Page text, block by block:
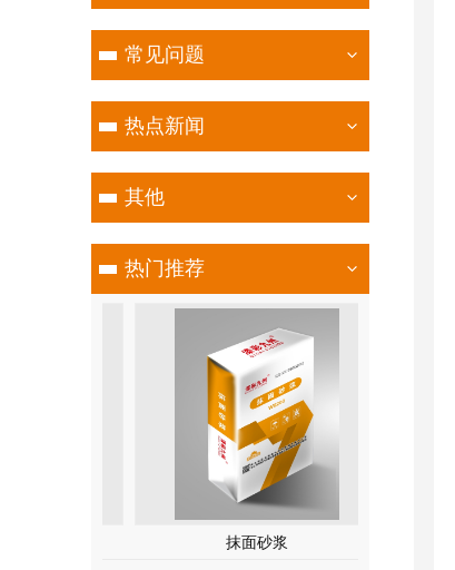
常见问题
热点新闻
其他
热门推荐
抹面砂浆